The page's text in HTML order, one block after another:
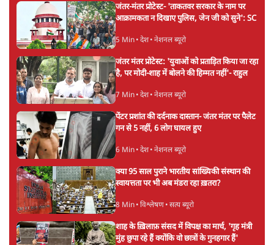
जंतर-मंतर प्रोटेस्ट- 'ताकतवर सरकार के नाम पर
आक्रामकता न दिखाए पुलिस, जेन जी को सुने': SC
5 Min• देश• नेशनल ब्यूरो
जंतर मंतर प्रोटेस्ट: 'युवाओं को प्रताड़ित किया जा रहा
है, पर मोदी-शाह में बोलने की हिम्मत नहीं'- राहुल
7 Min• देश• नेशनल ब्यूरो
पेंटर प्रशांत की दर्दनाक दास्तान- जंतर मंतर पर पैलेट
गन से 5 नहीं, 6 लोग घायल हुए
6 Min• देश• नेशनल ब्यूरो
क्या 95 साल पुराने भारतीय सांख्यिकी संस्थान की
स्वायत्तता पर भी अब मंडरा रहा ख़तरा?
8 Min• विश्लेषण• सत्य ब्यूरो
शाह के ख़िलाफ़ संसद में विपक्ष का मार्च, 'गृह मंत्री
मुंह छुपा रहे हैं क्योंकि वो छात्रों के गुनहगार हैं'